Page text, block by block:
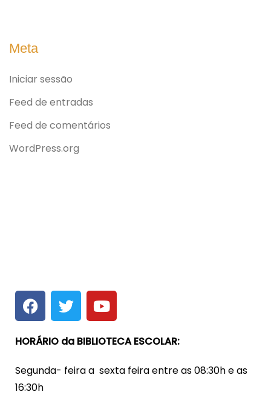
Meta
Iniciar sessão
Feed de entradas
Feed de comentários
WordPress.org
HORÁRIO da BIBLIOTECA ESCOLAR:
Segunda- feira a sexta feira entre as 08:30h e as
16:30h